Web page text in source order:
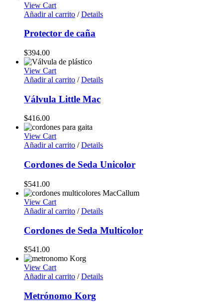
View Cart
Añadir al carrito / Details
Protector de caña
$394.00
View Cart
Añadir al carrito / Details
Válvula Little Mac
$416.00
View Cart
Añadir al carrito / Details
Cordones de Seda Unicolor
$541.00
View Cart
Añadir al carrito / Details
Cordones de Seda Multicolor
$541.00
View Cart
Añadir al carrito / Details
Metrónomo Korg